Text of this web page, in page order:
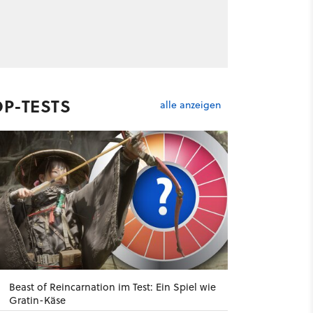
TESTS alle anzeigen
Beast of Reincarnation im Test: Ein Spiel wie
Gratin-Käse